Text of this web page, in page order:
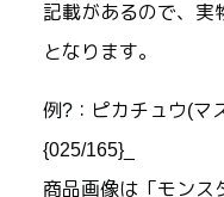
記載があるので、実
となります。
例?：ピカチュウ(マ
{025/165}_
商品画像は「モンス